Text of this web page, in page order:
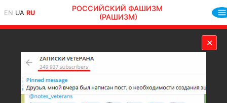
EN UA RU
РОССИЙСКИЙ ФАШИЗМ
(РАШИЗМ)
✕